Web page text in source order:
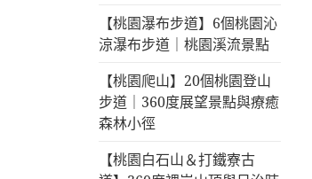
【桃園瀑布步道】6個桃園沁
涼瀑布步道｜桃園溪流景點
【桃園爬山】20個桃園登山
步道｜360度展望景點與療癒
森林小徑
【桃園白石山＆打鐵寮古